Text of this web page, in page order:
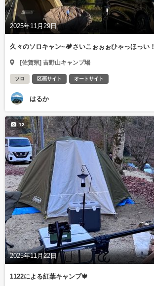
2025年11月29日
久々のソロキャン~🏕さいこぉぉぉひゃっほっい！
[佐賀県] 吉野山キャンプ場
ソロ 区画サイト オートサイト
はるか
2025年11月22日
12
1122による紅葉キャンプ🍁